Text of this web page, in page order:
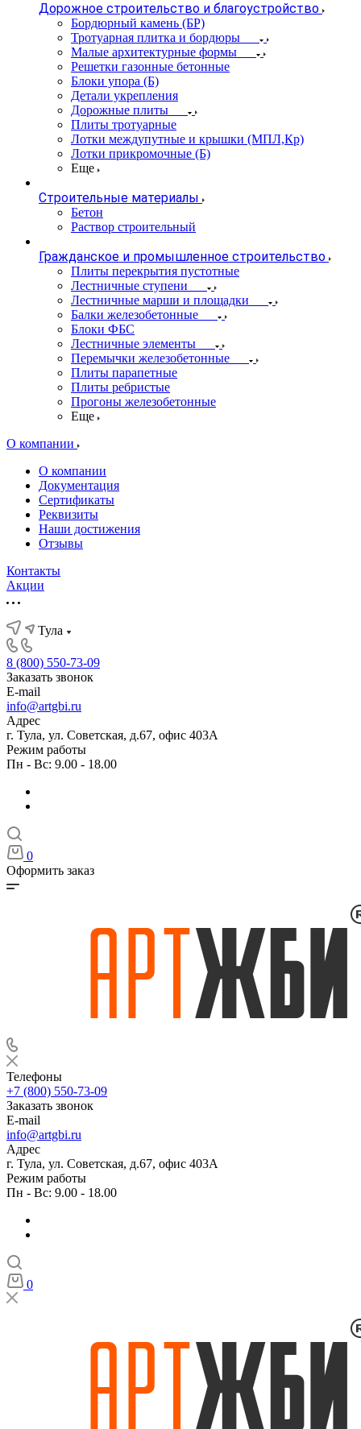
Дорожное строительство и благоустройство
Бордюрный камень (БР)
Тротуарная плитка и бордюры
Малые архитектурные формы
Решетки газонные бетонные
Блоки упора (Б)
Детали укрепления
Дорожные плиты
Плиты тротуарные
Лотки междупутные и крышки (МПЛ,Кр)
Лотки прикромочные (Б)
Еще
Строительные материалы
Бетон
Раствор строительный
Гражданское и промышленное строительство
Плиты перекрытия пустотные
Лестничные ступени
Лестничные марши и площадки
Балки железобетонные
Блоки ФБС
Лестничные элементы
Перемычки железобетонные
Плиты парапетные
Плиты ребристые
Прогоны железобетонные
Еще
О компании
О компании
Документация
Сертификаты
Реквизиты
Наши достижения
Отзывы
Контакты
Акции
Тула
8 (800) 550-73-09
Заказать звонок
E-mail
info@artgbi.ru
Адрес
г. Тула, ул. Советская, д.67, офис 403А
Режим работы
Пн - Вс: 9.00 - 18.00
0
Оформить заказ
Телефоны
+7 (800) 550-73-09
Заказать звонок
E-mail
info@artgbi.ru
Адрес
г. Тула, ул. Советская, д.67, офис 403А
Режим работы
Пн - Вс: 9.00 - 18.00
0